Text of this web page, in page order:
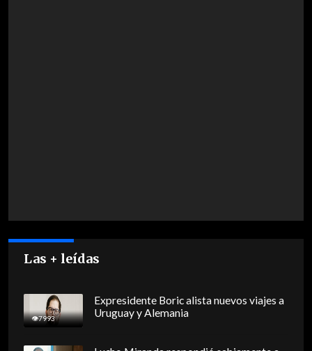
Las + leídas
7993
Expresidente Boric alista nuevos viajes a
Uruguay y Alemania